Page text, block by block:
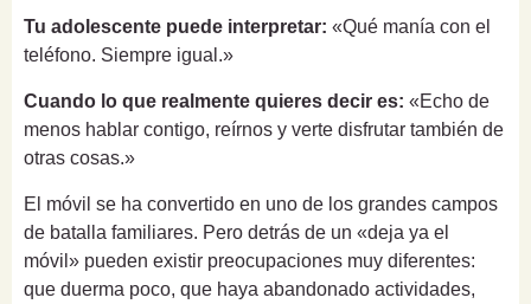
Tu adolescente puede interpretar: «Qué manía con el
teléfono. Siempre igual.»
Cuando lo que realmente quieres decir es: «Echo de
menos hablar contigo, reírnos y verte disfrutar también de
otras cosas.»
El móvil se ha convertido en uno de los grandes campos
de batalla familiares. Pero detrás de un «deja ya el
móvil» pueden existir preocupaciones muy diferentes:
que duerma poco, que haya abandonado actividades,